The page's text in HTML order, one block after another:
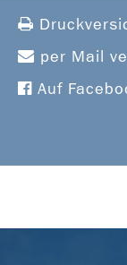
per Mail
Auf